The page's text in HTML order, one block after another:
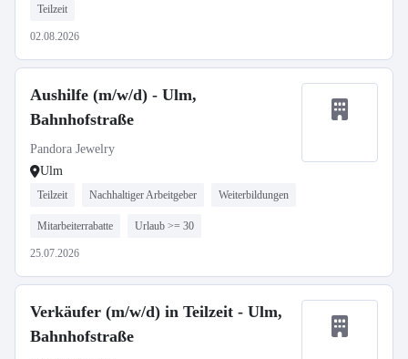
Teilzeit
02.08.2026
Aushilfe (m/w/d) - Ulm,
Bahnhofstraße
Pandora Jewelry
Ulm
Teilzeit Nachhaltiger Arbeitgeber Weiterbildungen
Mitarbeiterrabatte Urlaub >= 30
25.07.2026
Verkäufer (m/w/d) in Teilzeit - Ulm,
Bahnhofstraße